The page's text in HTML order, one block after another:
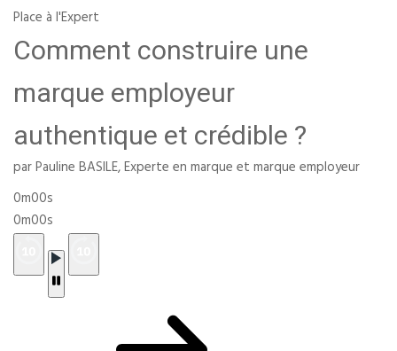
Place à l'Expert
Comment construire une
marque employeur
authentique et crédible ?
par Pauline BASILE, Experte en marque et marque employeur
0m00s
0m00s